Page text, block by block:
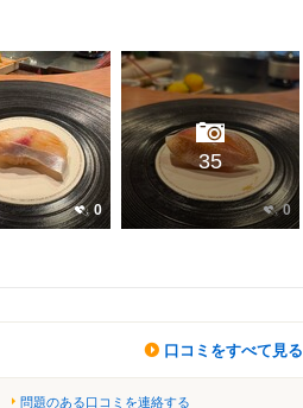
0 0
35
口コミをすべて見る
問題のある口コミを連絡する